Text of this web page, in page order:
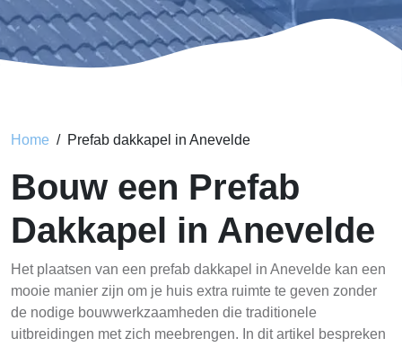
Home Prefab dakkapel in Anevelde
Bouw een Prefab
Dakkapel in Anevelde
Het plaatsen van een prefab dakkapel in Anevelde kan een
mooie manier zijn om je huis extra ruimte te geven zonder
de nodige bouwwerkzaamheden die traditionele
uitbreidingen met zich meebrengen. In dit artikel bespreken